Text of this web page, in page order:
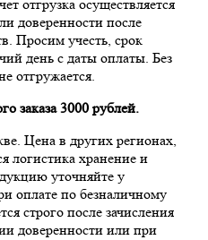
отгрузка осуществляется
доверенности после
Просим учесть, срок
день с даты оплаты. Без
отгружается.
заказа 3000 рублей.
Цена в других регионах,
логистика хранение и
уточняйте у
оплате по безналичному
строго после зачисления
доверенности или при